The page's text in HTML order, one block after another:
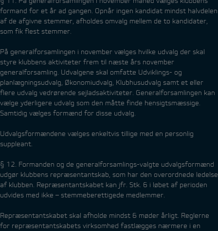
formand for et år ad gangen. Opnår ingen kandidat mindst halvdelen
af de afgivne stemmer, afholdes omvalg mellem de to kandidater,
som fik flest stemmer.
På generalforsamlingen i november vælges hvilke udvalg der skal
styre klubbens aktiviteter frem til næste års november
generalforsamling. Udvalgene skal omfatte Udviklings- og
planlægningsudvalg, Økonomiudvalg, Klubhusudvalg samt et eller
flere udvalg vedrørende sejladsaktiviteter. Generalforsamlingen kan
vælge yderligere udvalg som den måtte finde hensigtsmæssige.
Samtidig vælges formænd for disse udvalg.
Udvalgsformændene vælges enkeltvis tillige med en personlig
suppleant.
§ 12. Formanden og de generalforsamlings-valgte udvalgsformænd
udgør klubbens repræsentantskab, som har den overordnede ledelse
af klubben. Repræsentantskabet kan jfr. Stk. 6 i løbet af perioden
udvides med ikke – stemmeberettigede medlemmer.
Repræsentantskabet skal afholde mindst 6 møder årligt. Reglerne
for repræsentantskabets virksomhed fastlægges nærmere i en